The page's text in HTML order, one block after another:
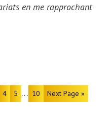
en me rapprochant
4 5 … 10 Next Page »